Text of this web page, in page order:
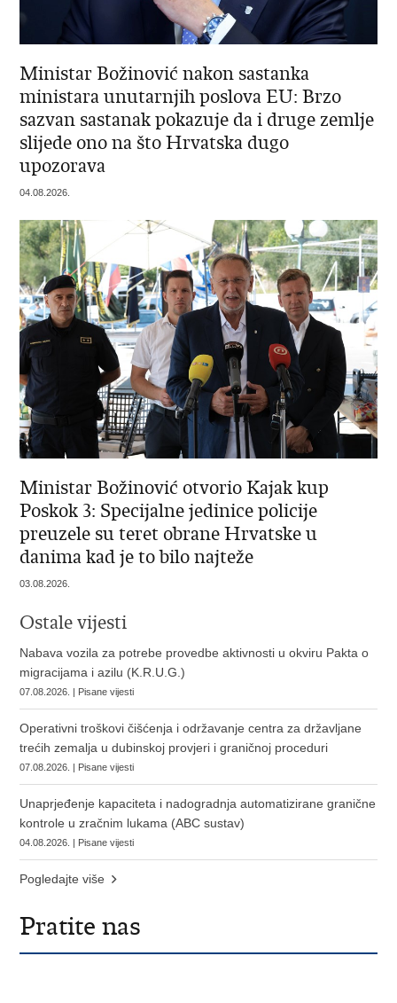
Ministar Božinović nakon sastanka
ministara unutarnjih poslova EU: Brzo
sazvan sastanak pokazuje da i druge zemlje
slijede ono na što Hrvatska dugo
upozorava
04.08.2026.
Ministar Božinović otvorio Kajak kup
Poskok 3: Specijalne jedinice policije
preuzele su teret obrane Hrvatske u
danima kad je to bilo najteže
03.08.2026.
Ostale vijesti
Nabava vozila za potrebe provedbe aktivnosti u okviru Pakta o
migracijama i azilu (K.R.U.G.)
07.08.2026. | Pisane vijesti
Operativni troškovi čišćenja i održavanje centra za državljane
trećih zemalja u dubinskoj provjeri i graničnoj proceduri
07.08.2026. | Pisane vijesti
Unaprjeđenje kapaciteta i nadogradnja automatizirane granične
kontrole u zračnim lukama (ABC sustav)
04.08.2026. | Pisane vijesti
Pogledajte više
Pratite nas